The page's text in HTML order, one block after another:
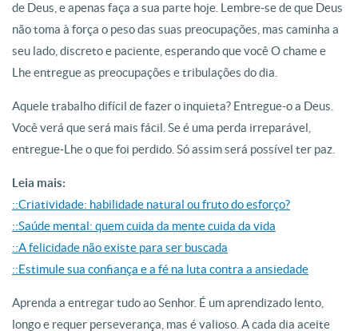
de Deus, e apenas faça a sua parte hoje. Lembre-se de que Deus
não toma à força o peso das suas preocupações, mas caminha a
seu lado, discreto e paciente, esperando que você O chame e
Lhe entregue as preocupações e tribulações do dia.
Aquele trabalho difícil de fazer o inquieta? Entregue-o a Deus.
Você verá que será mais fácil. Se é uma perda irreparável,
entregue-Lhe o que foi perdido. Só assim será possível ter paz.
Leia mais:
::Criatividade: habilidade natural ou fruto do esforço?
::Saúde mental: quem cuida da mente cuida da vida
::A felicidade não existe para ser buscada
::Estimule sua confiança e a fé na luta contra a ansiedade
Aprenda a entregar tudo ao Senhor. É um aprendizado lento,
longo e requer perseverança, mas é valioso. A cada dia aceite